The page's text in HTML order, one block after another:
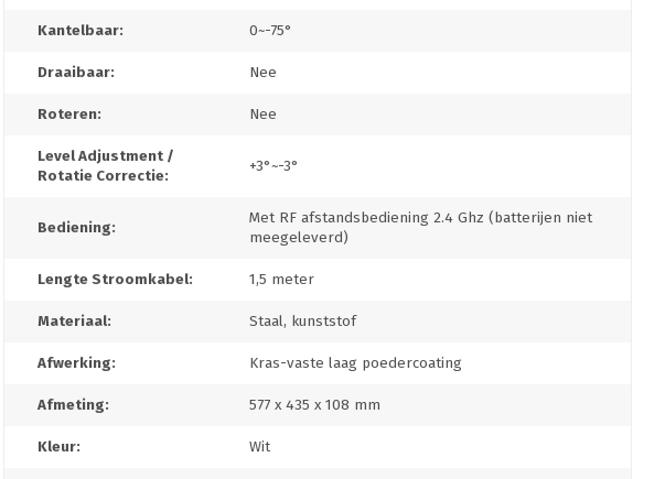
Kantelbaar: 0~-75°
Draaibaar: Nee
Roteren: Nee
Level Adjustment /
Rotatie Correctie:
+3°~-3°
Bediening:
Met RF afstandsbediening 2.4 Ghz (batterijen niet
meegeleverd)
Lengte Stroomkabel: 1,5 meter
Materiaal: Staal, kunststof
Afwerking: Kras-vaste laag poedercoating
Afmeting: 577 x 435 x 108 mm
Kleur: Wit